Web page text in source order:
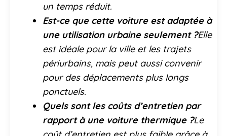
un temps réduit.
Est-ce que cette voiture est adaptée à
une utilisation urbaine seulement ?Elle
est idéale pour la ville et les trajets
périurbains, mais peut aussi convenir
pour des déplacements plus longs
ponctuels.
Quels sont les coûts d’entretien par
rapport à une voiture thermique ?Le